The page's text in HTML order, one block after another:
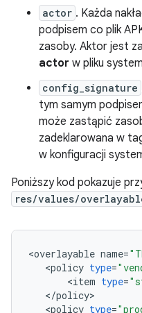
actor . Każda
podpisem co plik
zasoby. Aktor jest
actor w pliku
config_signature
tym samym
może zastąpić
zadeklarowana w
w konfiguracji
Poniższy kod pokazuje
res/values/
<overlayable name=
<policy type=
<item type=
</policy
<policy type=